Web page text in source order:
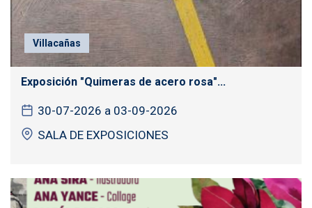
Villacañas
Exposición "Quimeras de acero rosa"...
30-07-2026 a 03-09-2026
SALA DE EXPOSICIONES